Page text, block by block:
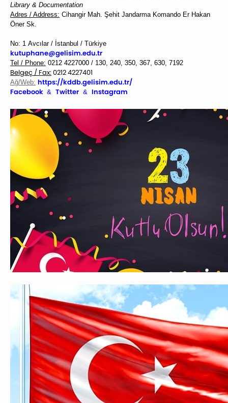
Library & Documentation
Adres / Address: Cihangir Mah. Şehit Jandarma Komando Er Hakan
Öner Sk.
No: 1 Avcılar / İstanbul / Türkiye
kutuphane@gelisim.edu.tr
Tel / Phone: 0212 4227000 / 130, 240, 350, 367, 630, 7192
Belgeç / Fax: 0212 4227401
Ağ/Web: https://kddb.gelisim.edu.tr/
Facebook & Twitter & Instagram